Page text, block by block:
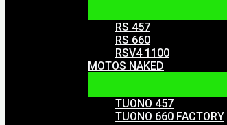
RS 457
RS 660
RSV4 1100
MOTOS NAKED
TUONO 457
TUONO 660 FACTORY